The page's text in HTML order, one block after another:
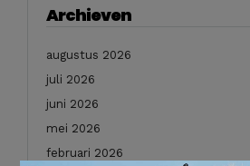
Archieven
augustus 2026
juli 2026
juni 2026
mei 2026
februari 2026